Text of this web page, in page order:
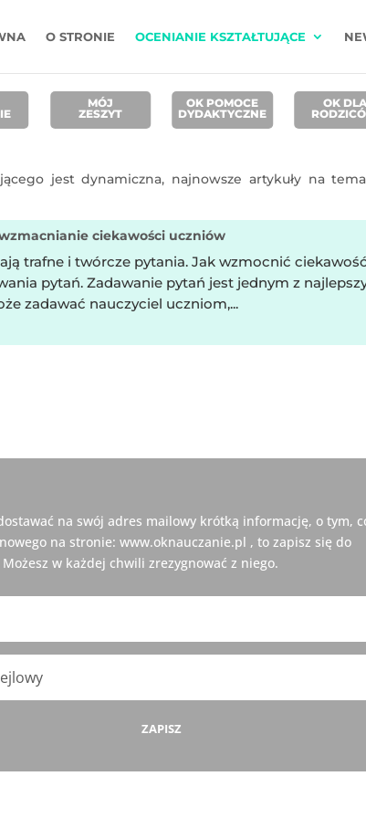
O STRONIE OCENIANIE KSZTAŁTUJĄCE
jest dynamiczna, najnowsze artykuły na
ciekawości uczniów
trafne i twórcze pytania. Jak wzmocnić
pytań. Zadawanie pytań jest jednym z
zadawać nauczyciel uczniom,...
MÓJ
ZESZYT
OK POMOCE
DYDAKTYCZNE
OK DLA
na swój adres mailowy krótką informację, o tym,
na stronie: www.oknauczanie.pl , to zapisz się do
w każdej chwili zrezygnować z niego.
ZAPISZ